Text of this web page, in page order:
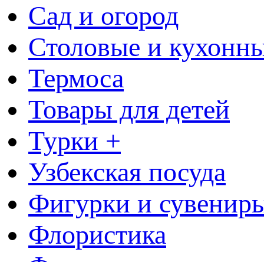
Сад и огород
Столовые и
Термоса
Товары для детей
Турки +
Узбекская посуда
Фигурки и
Флористика